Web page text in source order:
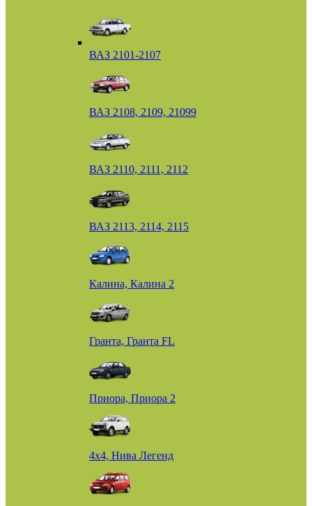
ВАЗ 2101-2107
ВАЗ 2108, 2109, 21099
ВАЗ 2110, 2111, 2112
ВАЗ 2113, 2114, 2115
Калина, Калина 2
Гранта, Гранта FL
Приора, Приора 2
4х4, Нива Легенд